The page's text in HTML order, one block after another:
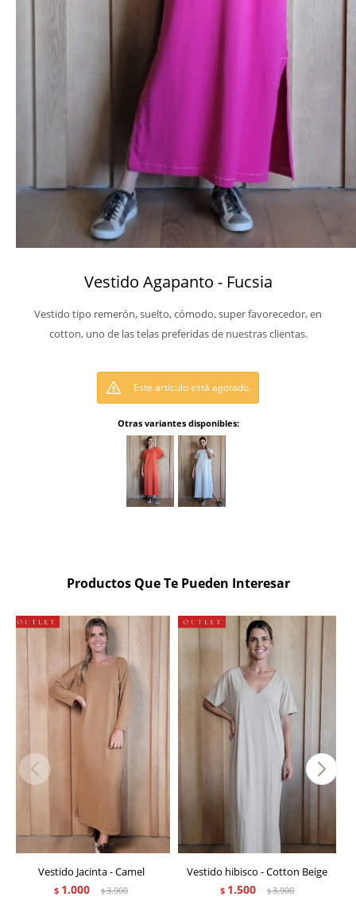
Vestido Agapanto - Fucsia
Vestido tipo remerón, suelto, cómodo, super favorecedor, en
cotton, uno de las telas preferidas de nuestras clientas.
Este artículo está agotado.
Otras variantes disponibles:
Productos Que Te Pueden Interesar
Vestido Jacinta - Camel
$ 1.000 $3.900
Vestido hibisco - Cotton Beige
$ 1.500 $3.900